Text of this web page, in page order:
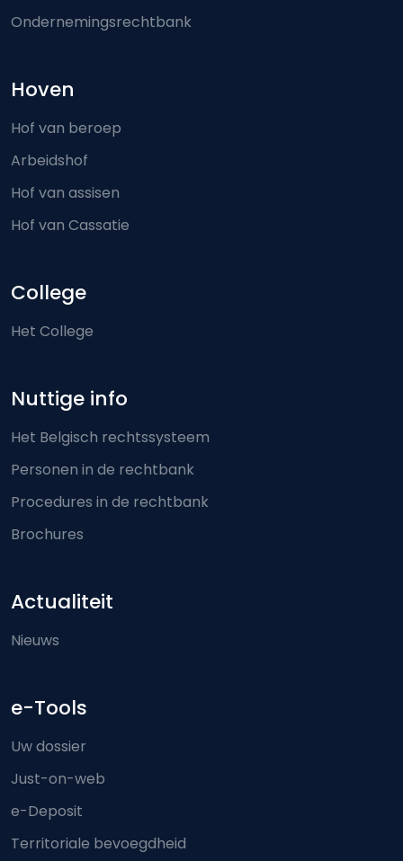
Ondernemingsrechtbank
Hoven
Hof van beroep
Arbeidshof
Hof van assisen
Hof van Cassatie
College
Het College
Nuttige info
Het Belgisch rechtssysteem
Personen in de rechtbank
Procedures in de rechtbank
Brochures
Actualiteit
Nieuws
e-Tools
Uw dossier
Just-on-web
e-Deposit
Territoriale bevoegdheid